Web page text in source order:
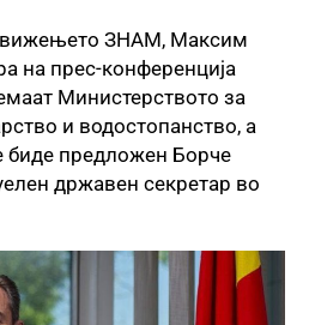
ЗНАМ, Максим
на прес-конференција
Министерството за
и водостопанство, а
биде предложен Борче
државен секретар во